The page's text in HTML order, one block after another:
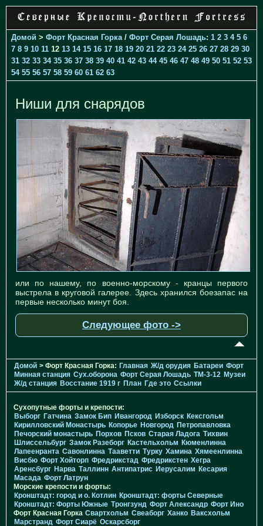
Домой > Форт Красная Горка / Форт Серая Лошадь: 1 2 3 4 5 6
7 8 9 10 11 12 13 14 15 16 17 18 19 20 21 22 23 24 25 26 27 28 29 30
31 32 33 34 35 36 37 38 39 40 41 42 43 44 45 46 47 48 49 50 51 52 53
54 55 56 57 58 59 60 61 62 63
Ниши для снарядов
или по нашему, по военно-морскому - кранцы первого
выстрела в круговой галерее. Здесь хранился боезапас на
первые несколько минут боя.
Следующее фото ->
Домой > Форт Красная Горка: Главная Ж/д орудия Батареи Форт
Минная станция Cух.оборона Форт Серая Лошадь TM-3-12 Музеи
Ж/д станция Восстание 1919 г План Где это Ссылки
Сухопутные форты и крепости:
Выборг Гатчина Замок Бип Ивангород Изборск Кексгольм
Кирилловский Монастырь Копорье Новгород Петропавловка
Печорcкий монастырь Порхов Псков Старая Ладога Тихвин
Шлиссельбург Замок Разеборг Кастельхольм Кюменлинна
Лапеенранта Савонлинна Тааветти Турку Хамина Хямеенлинна
Висбю Форт Хойторп Фредрикстад Фредрикстен Хегра
Аренсбург Нарва Таллинн Антипатрис Иерусалим Кесария
Масада Форт Латрун
Морские крепости и форты:
Кронштадт: город и о. Котлин Кронштадт: форты Северные
Кронштадт: Форты Южные Тронгзунд Форт Александр Форт Ино
Форт Красная Горка Свартхольм Свеаборг Ханко Ваксхольм
Марстранд Форт Сиарё Оскарсборг